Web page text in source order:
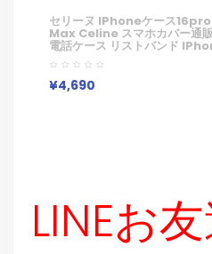
セリーヌ IPhoneケース
Max Celine スマホカバー通
電話ケース リストバンド
プ 男女兼用欧米風
¥4,690
LINEお